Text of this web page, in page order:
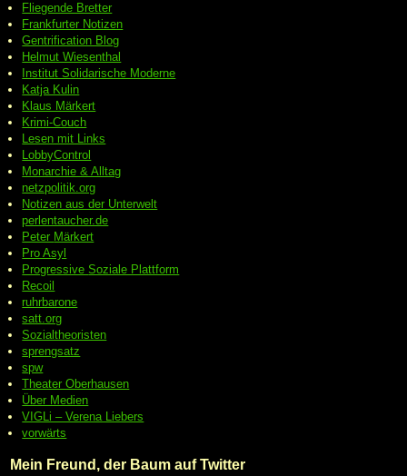
Fliegende Bretter
Frankfurter Notizen
Gentrification Blog
Helmut Wiesenthal
Institut Solidarische Moderne
Katja Kulin
Klaus Märkert
Krimi-Couch
Lesen mit Links
LobbyControl
Monarchie & Alltag
netzpolitik.org
Notizen aus der Unterwelt
perlentaucher.de
Peter Märkert
Pro Asyl
ProgressiveSoziale Plattform
Recoil
ruhrbarone
satt.org
Sozialtheoristen
sprengsatz
spw
Theater Oberhausen
Über Medien
VIGLi – Verena Liebers
vorwärts
Mein Freund, der Baum auf Twitter